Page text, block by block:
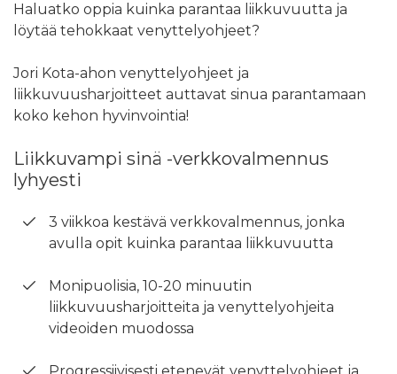
Haluatko oppia kuinka parantaa liikkuvuutta ja
löytää tehokkaat venyttelyohjeet?
Jori Kota-ahon venyttelyohjeet ja
liikkuvuusharjoitteet auttavat sinua parantamaan
koko kehon hyvinvointia!
Liikkuvampi sinä -verkkovalmennus
lyhyesti
3 viikkoa kestävä verkkovalmennus, jonka
avulla opit kuinka parantaa liikkuvuutta
Monipuolisia, 10-20 minuutin
liikkuvuusharjoitteita ja venyttelyohjeita
videoiden muodossa